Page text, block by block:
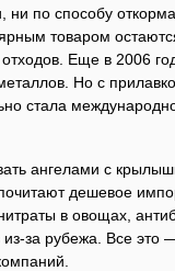
ни по способу
товаром
Еще в 2006
Но с
стала
ангелами с
дешевое
в овощах,
за рубежа. Все это